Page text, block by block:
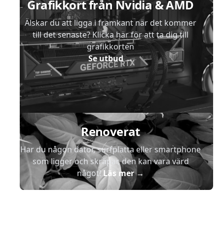
Grafikkort från Nvidia & AMD
Älskar du att ligga i framkant när det kommer
till det senaste? Klicka här för att ta dig till
grafikkorten
Se utbud→
Renoverat
Har du någon dator, surfplatta eller smartphone
som ligger och skräpar, den kan vara värd
något!Läs mer→